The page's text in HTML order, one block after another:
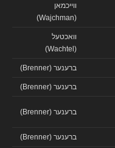
ווייכמאן
(Wajchman)
וואכטעל
(Wachtel)
ברענער (Brenner)
ברענער (Brenner)
ברענער (Brenner)
ברענער (Brenner)